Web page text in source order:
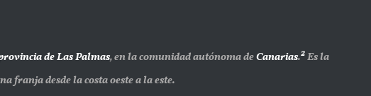
de Las Palmas, en la comunidad autónoma deCanarias.2​ Es la
franja desde la costa oeste a la este.